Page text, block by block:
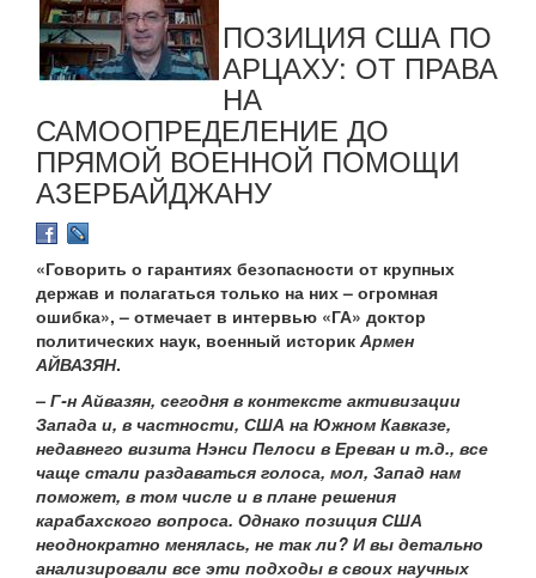
ПОЗИЦИЯ США ПО
АРЦАХУ: ОТ ПРАВА
НА
САМООПРЕДЕЛЕНИЕ ДО
ПРЯМОЙ ВОЕННОЙ ПОМОЩИ
АЗЕРБАЙДЖАНУ
«Говорить о гарантиях безопасности от крупных
держав и полагаться только на них – огромная
ошибка», – отмечает в интервью «ГА» доктор
политических наук, военный историк Армен
АЙВАЗЯН.
– Г-н Айвазян, сегодня в контексте активизации
Запада и, в частности, США на Южном Кавказе,
недавнего визита Нэнси Пелоси в Ереван и т.д., все
чаще стали раздаваться голоса, мол, Запад нам
поможет, в том числе и в плане решения
карабахского вопроса. Однако позиция США
неоднократно менялась, не так ли? И вы детально
анализировали все эти подходы в своих научных